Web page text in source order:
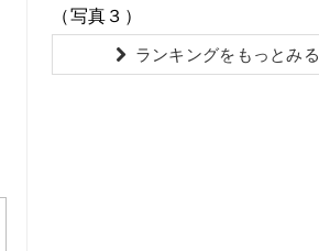
（写真３）
ランキングをもっとみる